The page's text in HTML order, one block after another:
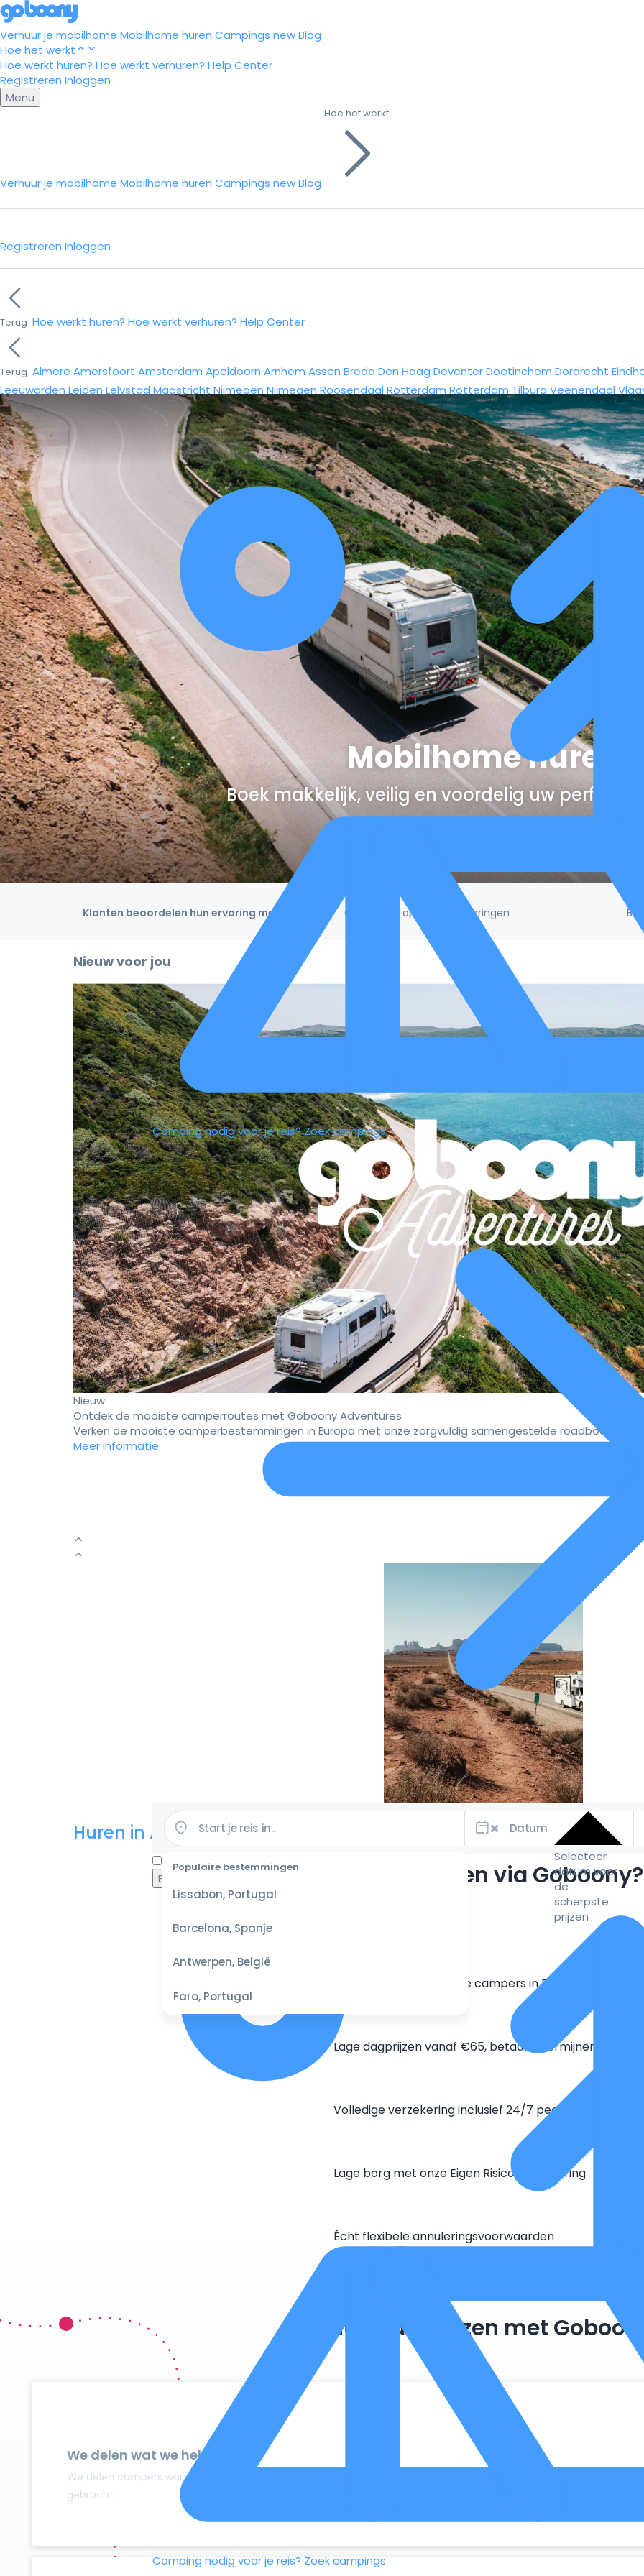
Verhuur je mobilhome Mobilhome huren Campings newBlog
Hoe het werkt
Hoe werkt huren? Hoe werkt verhuren? Help Center
Registreren Inloggen
Menu
Verhuur je mobilhome Mobilhome huren Campings newBlog
Hoe het werkt
Registreren Inloggen
Terug Hoe werkt huren? Hoe werkt verhuren? Help Center
Terug Almere Amersfoort Amsterdam Apeldoorn Arnhem Assen Breda Den Haag DeventerDoetinchem Dordrecht
Leeuwarden Leiden Lelystad Maastricht Nijmegen Nijmegen Roosendaal Rotterdam Rotterdam Tilburg Veenendaal
Camping nodig voor je reis?Zoek campings
Populaire bestemmingen
Lissabon, Portugal
Barcelona, Spanje
Antwerpen, België
Faro, Portugal
Selecteer
datum voor
de
scherpste
prijzen
Camping nodig voor je reis? Zoek campings
Mobilhome huren
Boek makkelijk, veilig en voordelig uw perfecte
Klanten beoordelen hun ervaring met een 4,9/5! Gebaseerd op 132.395 ervaringen
Nieuw voor jou
Nieuw
Ontdek de mooiste camperroutes met Goboony Adventures
Verken de mooiste camperbestemmingen in Europa met onze zorgvuldig samengestelde roadbooks.
Meer informatie
Huren in Amerika
Waarom huren via Goboony?
Grootste aanbod unieke campers in Europa
Lage dagprijzen vanaf €65, betaal in termijnen
Volledige verzekering inclusief 24/7 pechhulp
Lage borg met onze Eigen Risico Verzekering
Écht flexibele annuleringsvoorwaarden
Duurzaam reizen met Goboony
We delen wat we hebben
We delen campers wanneer ze niet gebruikt worden. Zo maken we optimaal gebruik van wat er al beschikbaar
gebracht.